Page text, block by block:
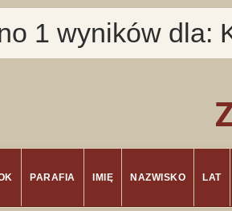
1 wyników dla:
PARAFIA IMIĘ NAZWISKO LAT